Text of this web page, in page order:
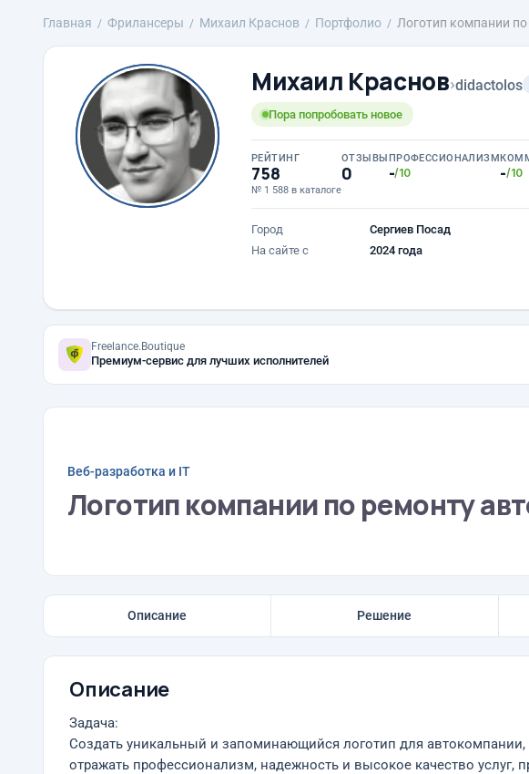
Главная Фрилансеры Михаил Краснов Портфолио Логотип компании
Михаил Краснов›didactolos
Пора попробовать новое
РЕЙТИНГ
758
№ 1 588 в каталоге
ОТЗЫВЫ
0
ПРОФЕССИОНАЛИЗМ
-/10 -/10
Город
Сергиев Посад
На сайте с
2024 года
Freelance.Boutique
Премиум-сервис для лучших исполнителей
Веб-разработка и IT
Логотип компании по ремонту
Описание Решение
Описание
Задача:
Создать уникальный и запоминающийся логотип для
отражать профессионализм, надежность и высокое качество услуг,